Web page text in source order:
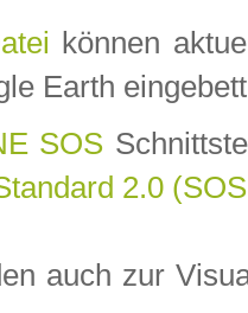
können
Earth
SOS
2.0
auch zur